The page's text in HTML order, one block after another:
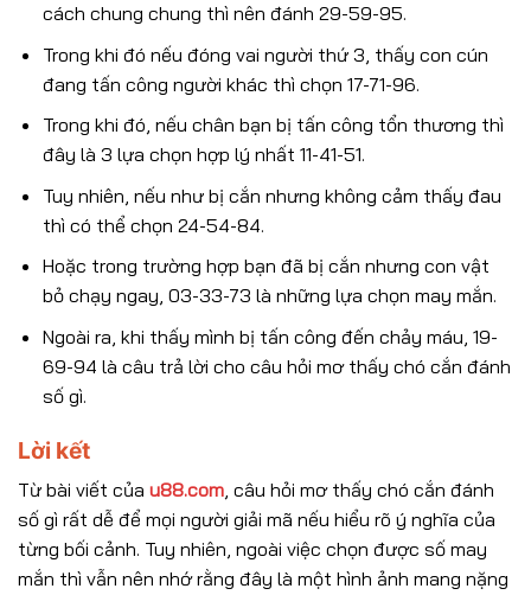
cách chung chung thì nên đánh 29-59-95.
Trong khi đó nếu đóng vai người thứ 3, thấy con cún
đang tấn công người khác thì chọn 17-71-96.
Trong khi đó, nếu chân bạn bị tấn công tổn thương thì
đây là 3 lựa chọn hợp lý nhất 11-41-51.
Tuy nhiên, nếu như bị cắn nhưng không cảm thấy đau
thì có thể chọn 24-54-84.
Hoặc trong trường hợp bạn đã bị cắn nhưng con vật
bỏ chạy ngay, 03-33-73 là những lựa chọn may mắn.
Ngoài ra, khi thấy mình bị tấn công đến chảy máu, 19-
69-94 là câu trả lời cho câu hỏi mơ thấy chó cắn đánh
số gì.
Lời kết
Từ bài viết của u88.com, câu hỏi mơ thấy chó cắn đánh
số gì rất dễ để mọi người giải mã nếu hiểu rõ ý nghĩa của
từng bối cảnh. Tuy nhiên, ngoài việc chọn được số may
mắn thì vẫn nên nhớ rằng đây là một hình ảnh mang nặng